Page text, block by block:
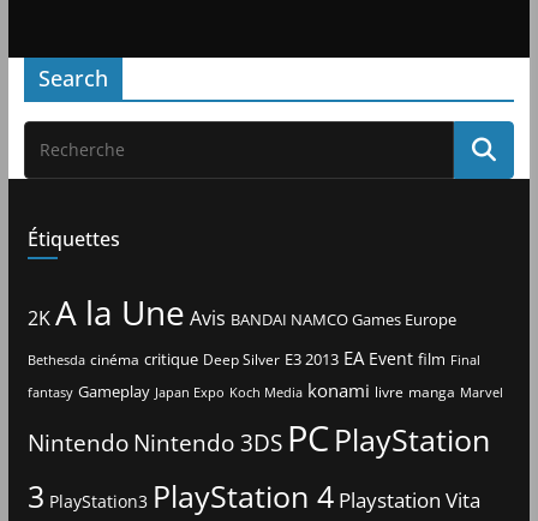
Search
Étiquettes
2KA la Une Avis BANDAI NAMCO Games Europe
Bethesda cinéma critique Deep Silver E3 2013 EA Event film Final
fantasy Gameplay Japan Expo Koch Media konami livre manga Marvel
Nintendo Nintendo 3DS PCPlayStation
3 PlayStation3 PlayStation 4 Playstation Vita